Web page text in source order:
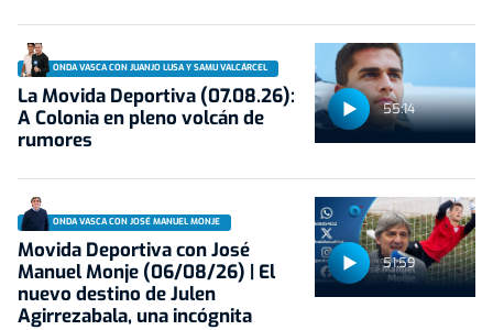
55:14
ONDA VASCA CON JUANJO LUSA Y SAMU VALCÁRCEL
La Movida Deportiva (07.08.26):
A Colonia en pleno volcán de
rumores
51:59
ONDA VASCA CON JOSÉ MANUEL MONJE
Movida Deportiva con José
Manuel Monje (06/08/26) | El
nuevo destino de Julen
Agirrezabala, una incógnita